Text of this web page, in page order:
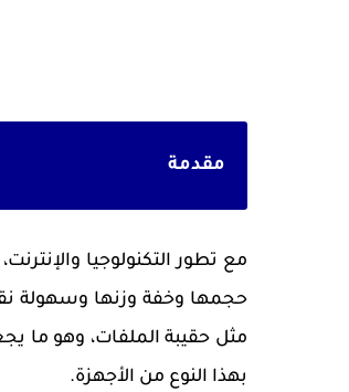
مقدمة
مع تطور التكنولوجيا
حجمها وخفة وزنها وسهولة
مثل حقيبة الملفات، وهو ما
بهذا النوع من الأجهزة.